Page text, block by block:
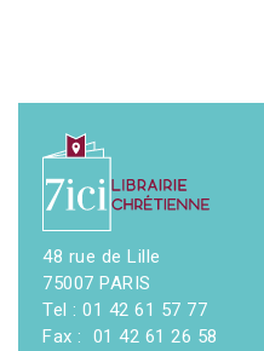
48 rue de Lille
75007 PARIS
Tel : 01 42 61 57 77
Fax : 01 42 61 26 58